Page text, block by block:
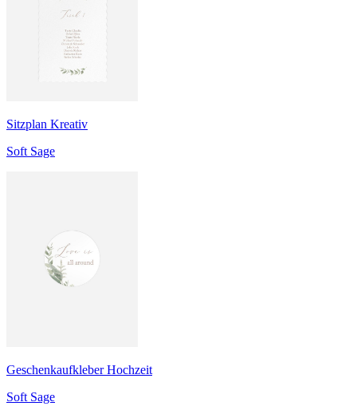
Sitzplan Kreativ
Soft Sage
Geschenkaufkleber Hochzeit
Soft Sage